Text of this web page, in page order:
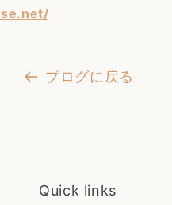
ブログに戻る
Quick links